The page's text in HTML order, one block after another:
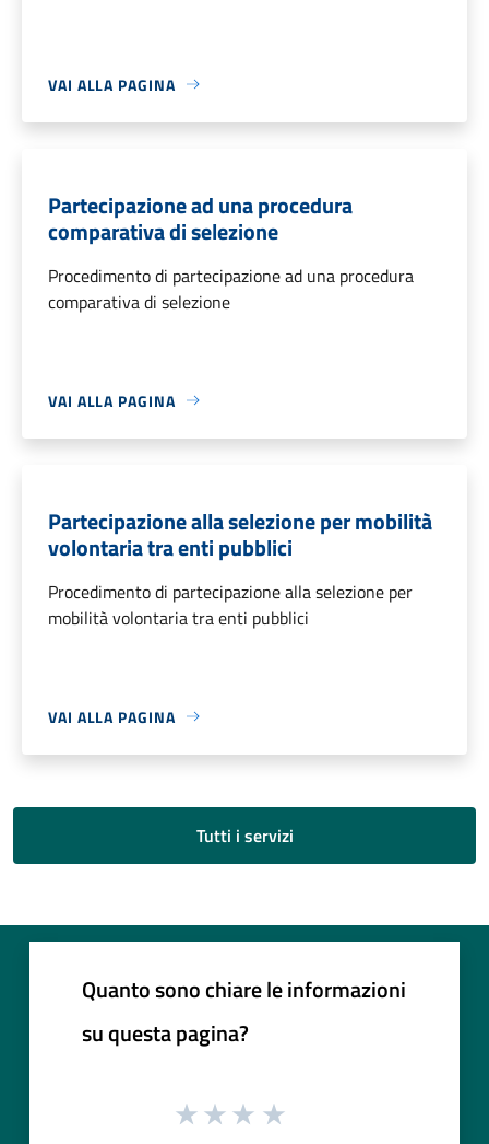
VAI ALLA PAGINA
Partecipazione ad una procedura
comparativa di selezione
Procedimento di partecipazione ad una procedura
comparativa di selezione
VAI ALLA PAGINA
Partecipazione alla selezione per mobilità
volontaria tra enti pubblici
Procedimento di partecipazione alla selezione per
mobilità volontaria tra enti pubblici
VAI ALLA PAGINA
Tutti i servizi
Quanto sono chiare le informazioni
su questa pagina?